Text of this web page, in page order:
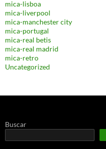
mica-lisboa
mica-liverpool
mica-manchester city
mica-portugal
mica-real betis
mica-real madrid
mica-retro
Uncategorized
Buscar